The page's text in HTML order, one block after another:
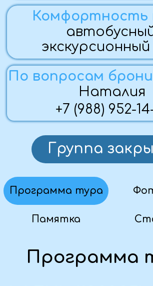
— Экскурсия по территории
Петропавловской крепости с
собора и тюрьмы Трубецкого
бастиона. Основание крепости дало
жизнь нашему городу, осуществилась
окно, Ногою твёрдой стать при
море». В ходе исторической прогулки
по крепости вы познакомитесь с её
историей и особенностями
Петропавловский собор, где
похоронены члены династии
Романовых, и тюрьму Трубецкого
2 ДЕНЬ (20.09.25)
— Утренний выезд ~ 6:00 утра из
Алчевска, (Стаханов, Брянка -
бесплатный трансфер), Луганск,
Краснодон.
1 ДЕНЬ (19.09.25)